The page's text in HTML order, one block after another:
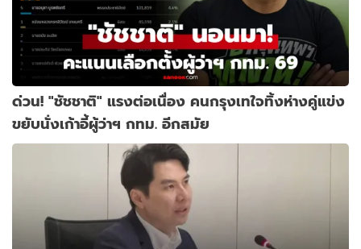
ด่วน! "ชัชชาติ" แรงต่อเนื่อง คนกรุงเทใจทิ้งห่างคู่แข่ง
ขยับนั่งเก้าอี้ผู้ว่าฯ กทม. อีกสมัย